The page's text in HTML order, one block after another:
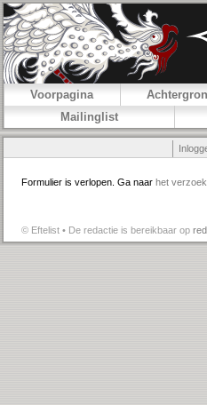
Voorpagina
Mailinglist
Formulier is verlopen. Ga naar het verzoek
© Eftelist • De redactie is bereikbaar op